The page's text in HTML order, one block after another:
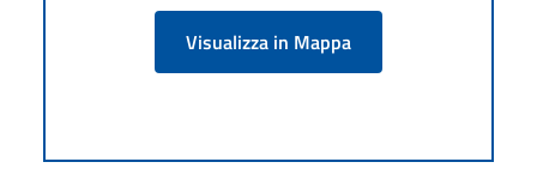
Visualizza in Mappa